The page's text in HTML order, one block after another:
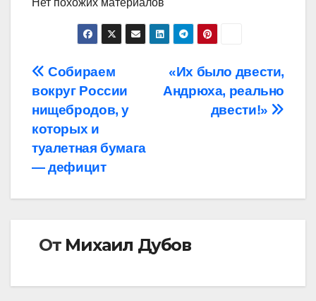
Нет похожих материалов
Навигация
по
записям
«Их было двести,
Андрюха, реально
двести!»
Собираем
вокруг России
нищебродов, у
которых и
туалетная бумага
— дефицит
От Михаил Дубов